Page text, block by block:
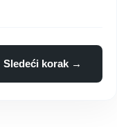
Sledeći korak →